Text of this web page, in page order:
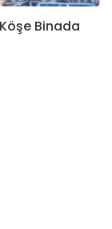
Binada